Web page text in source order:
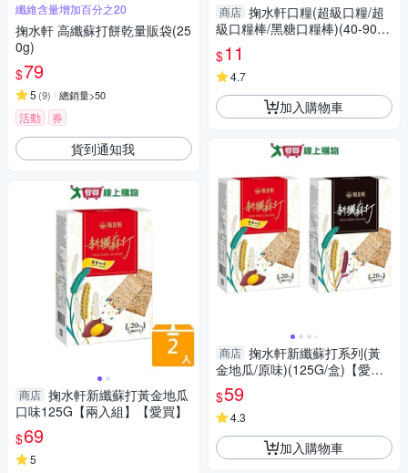
纖維含量增加百分之20
掬水軒 高纖蘇打餅乾量販袋(25
0g)
$79
5 (9) 總銷量>50
活動 券
貨到通知我
商店 掬水軒新纖蘇打黃金地瓜
口味125G【兩入組】【愛買】
$69
5
商店 掬水軒口糧(超級口糧/超
級口糧棒/黑糖口糧棒)(40-90G/
包)【愛買】
$11
4.7
加入購物車
商店 掬水軒新纖蘇打系列(黃
金地瓜/原味)(125G/盒)【愛
買】
$59
4.3
加入購物車